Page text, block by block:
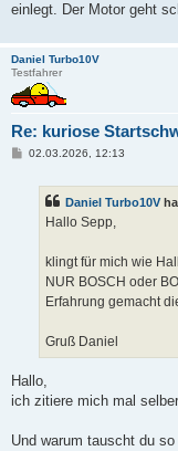
einlegt. Der Motor geht
Daniel Turbo10V
Testfahrer
Re: kuriose
B02.03.2026, 12:13
Daniel Turbo10V
Hallo Sepp,
klingt für mich wie
NUR BOSCH oder
Erfahrung gemacht
Gruß Daniel
Hallo,
ich zitiere mich mal
Und warum tauscht du